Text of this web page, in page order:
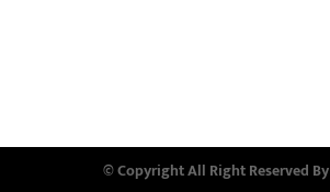
© Copyright All Right Reserved By